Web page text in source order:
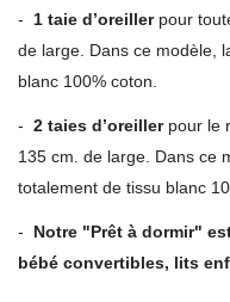
- 1 taie d’oreiller pour
de large. Dans ce modèle,
blanc 100% coton.
- 2 taies d’oreillerpour le
135 cm. de large. Dans ce
totalement de tissu blanc
- Notre "Prêt à dormir"
bébé convertibles, lits